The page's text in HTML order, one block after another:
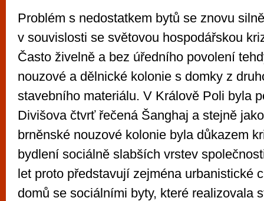
Problém s nedostatkem bytů se znovu
v souvislosti se světovou hospodářskou
Často živelně a bez úředního povolení
nouzové a dělnické kolonie s domky z
stavebního materiálu. V Králově Poli byla
Divišova čtvrť řečená Šanghaj a stejně
brněnské nouzové kolonie byla důkazem
bydlení sociálně slabších vrstev
let proto představují zejména urbanistické
domů se sociálními byty, které realizovala